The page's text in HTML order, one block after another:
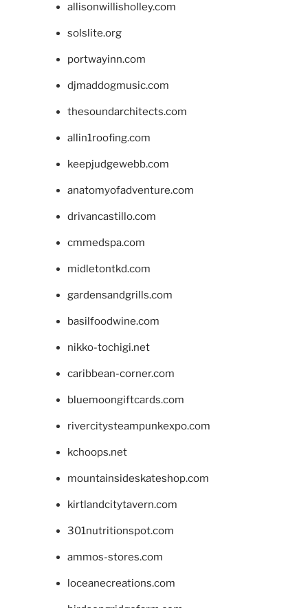
allisonwillisholley.com
solslite.org
portwayinn.com
djmaddogmusic.com
thesoundarchitects.com
allin1roofing.com
keepjudgewebb.com
anatomyofadventure.com
drivancastillo.com
cmmedspa.com
midletontkd.com
gardensandgrills.com
basilfoodwine.com
nikko-tochigi.net
caribbean-corner.com
bluemoongiftcards.com
rivercitysteampunkexpo.com
kchoops.net
mountainsideskateshop.com
kirtlandcitytavern.com
301nutritionspot.com
ammos-stores.com
loceanecreations.com